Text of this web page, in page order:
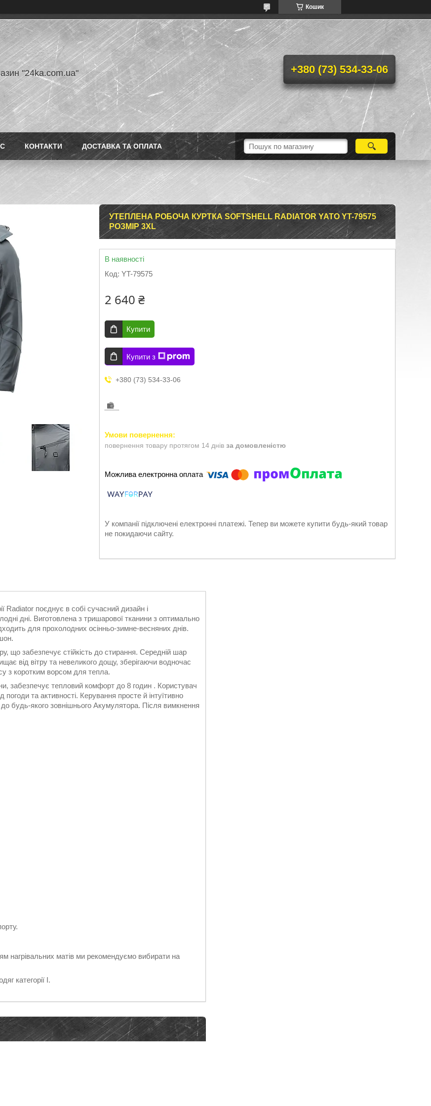
Кошик
"24ka.com.ua" +380 (73) 534-33-06
КОНТАКТИ ДОСТАВКА ТА ОПЛАТА
УТЕПЛЕНА РОБОЧА КУРТКА SOFTSHELL RADIATOR YATO YT-79575
РОЗМІР 3XL
В наявності
Код: YT-79575
2 640 ₴
Купити
Купити з
+380 (73) 534-33-06
повернення товару протягом 14 днів за домовленістю
У компанії підключені електронні платежі. Тепер ви можете купити будь-який товар
не покидаючи сайту.
Radiator поєднує в собі сучасний дизайн і
дні. Виготовлена з тришарової тканини з оптимально
для прохолодних осінньо-зимне-весняних днів.
що забезпечує стійкість до стирання. Середній шар
від вітру та невеликого дощу, зберігаючи водночас
з коротким ворсом для тепла.
забезпечує тепловий комфорт до 8 годин . Користувач
та активності. Керування просте й інтуїтивно
будь-якого зовнішнього Акумулятора. Після вимкнення
нагрівальних матів ми рекомендуємо вибирати на
категорії I.